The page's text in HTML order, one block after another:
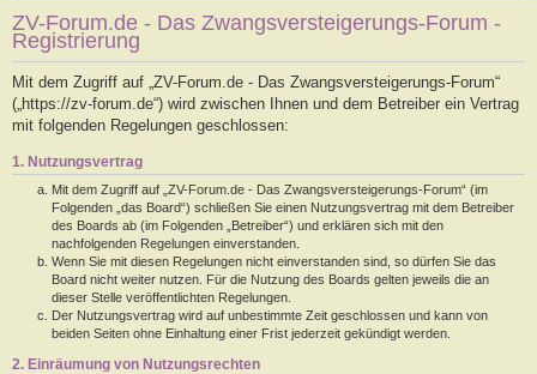
ZV-Forum.de - Das Zwangsversteigerungs-Forum -
Registrierung
Mit dem Zugriff auf „ZV-Forum.de - Das Zwangsversteigerungs-Forum“
(„https://zv-forum.de“) wird zwischen Ihnen und dem Betreiber ein Vertrag
mit folgenden Regelungen geschlossen:
1. Nutzungsvertrag
Mit dem Zugriff auf „ZV-Forum.de - Das Zwangsversteigerungs-Forum“ (im
Folgenden „das Board“) schließen Sie einen Nutzungsvertrag mit dem Betreiber
des Boards ab (im Folgenden „Betreiber“) und erklären sich mit den
nachfolgenden Regelungen einverstanden.
Wenn Sie mit diesen Regelungen nicht einverstanden sind, so dürfen Sie das
Board nicht weiter nutzen. Für die Nutzung des Boards gelten jeweils die an
dieser Stelle veröffentlichten Regelungen.
Der Nutzungsvertrag wird auf unbestimmte Zeit geschlossen und kann von
beiden Seiten ohne Einhaltung einer Frist jederzeit gekündigt werden.
2. Einräumung von Nutzungsrechten